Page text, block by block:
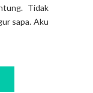
Tidak
sapa. Aku